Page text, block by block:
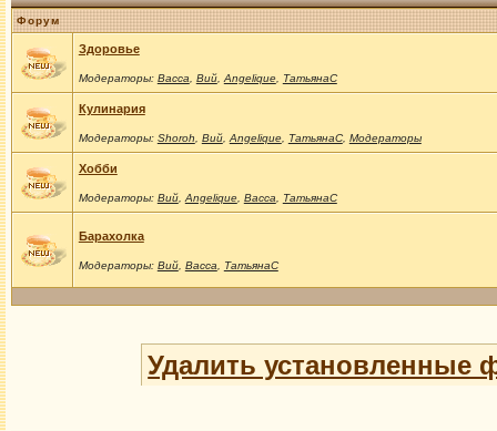
Форум
Здоровье
Модераторы: Васса Вий, Angelique, ТатьянаС
Кулинария
Модераторы: Shoroh Вий, Angelique, ТатьянаС, Модераторы
Хобби
Модераторы: Вий, Angelique, Васса ТатьянаС
Барахолка
Модераторы: Вий, Васса ТатьянаС
Удалить установленные